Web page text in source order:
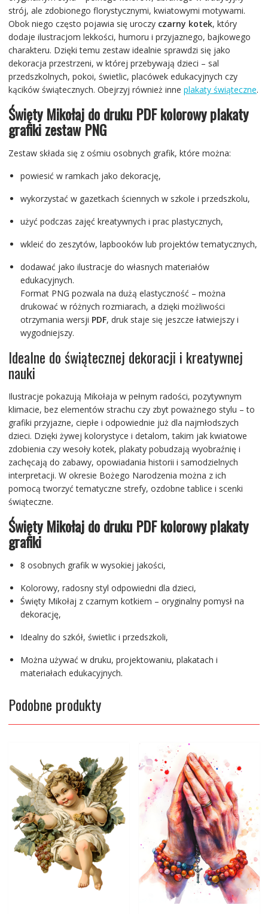
strój, ale zdobionego florystycznymi, kwiatowymi motywami.
Obok niego często pojawia się uroczy czarny kotek, który
dodaje ilustracjom lekkości, humoru i przyjaznego, bajkowego
charakteru. Dzięki temu zestaw idealnie sprawdzi się jako
dekoracja przestrzeni, w której przebywają dzieci – sal
przedszkolnych, pokoi, świetlic, placówek edukacyjnych czy
kącików świątecznych. Obejrzyj również inne plakaty świąteczne.
Święty Mikołaj do druku PDF kolorowy plakaty
grafiki zestaw PNG
Zestaw składa się z ośmiu osobnych grafik, które można:
powiesić w ramkach jako dekorację,
wykorzystać w gazetkach ściennych w szkole i przedszkolu,
użyć podczas zajęć kreatywnych i prac plastycznych,
wkleić do zeszytów, lapbooków lub projektów tematycznych,
dodawać jako ilustracje do własnych materiałów
edukacyjnych.
Format PNG pozwala na dużą elastyczność – można
drukować w różnych rozmiarach, a dzięki możliwości
otrzymania wersji PDF, druk staje się jeszcze łatwiejszy i
wygodniejszy.
Idealne do świątecznej dekoracji i kreatywnej
nauki
Ilustracje pokazują Mikołaja w pełnym radości, pozytywnym
klimacie, bez elementów strachu czy zbyt poważnego stylu – to
grafiki przyjazne, ciepłe i odpowiednie już dla najmłodszych
dzieci. Dzięki żywej kolorystyce i detalom, takim jak kwiatowe
zdobienia czy wesoły kotek, plakaty pobudzają wyobraźnię i
zachęcają do zabawy, opowiadania historii i samodzielnych
interpretacji. W okresie Bożego Narodzenia można z ich
pomocą tworzyć tematyczne strefy, ozdobne tablice i scenki
świąteczne.
Święty Mikołaj do druku PDF kolorowy plakaty
grafiki
8 osobnych grafik w wysokiej jakości,
Kolorowy, radosny styl odpowiedni dla dzieci,
Święty Mikołaj z czarnym kotkiem – oryginalny pomysł na
dekorację,
Idealny do szkół, świetlic i przedszkoli,
Można używać w druku, projektowaniu, plakatach i
materiałach edukacyjnych.
Podobne produkty